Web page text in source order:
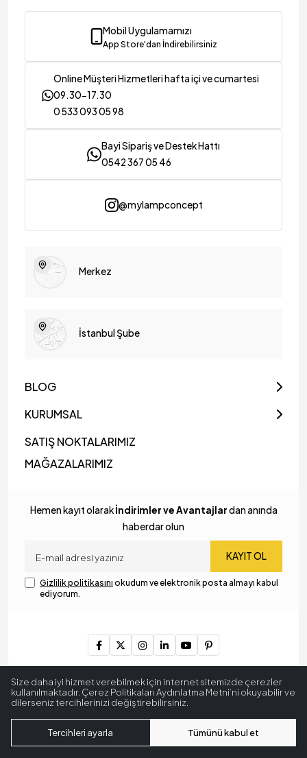
Mobil Uygulamamızı
App Store'dan İndirebilirsiniz
Online Müşteri Hizmetleri hafta içi ve cumartesi
09.30-17.30
0 533 093 05 98
Bayi Sipariş ve Destek Hattı
0542 367 05 46
@mylampconcept
Merkez
İstanbul Şube
BLOG
KURUMSAL
SATIŞ NOKTALARIMIZ
MAĞAZALARIMIZ
Hemen kayıt olarakİndirimler ve Avantajlardan anında
haberdar olun
KAYIT OL
Gizlilik politikasını okudum ve elektronik posta almayı kabul
ediyorum.
hakları saklıdır.
256 BitSSL
Encryption
Size daha iyi hizmet verebilmek için internet sitemizde çerezler
kullanılmaktadır. Çerez Politikaları Aydınlatma Metni’ni okuyabilir ve
dilerseniz tercihlerinizi değiştirebilirsiniz.
Tercihleri ayarla Tümünü kabul et